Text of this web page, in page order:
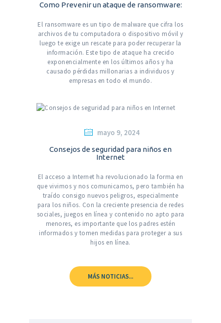
Como Prevenir un ataque de ransomware:
El ransomware es un tipo de malware que cifra los
archivos de tu computadora o dispositivo móvil y
luego te exige un rescate para poder recuperar la
información. Este tipo de ataque ha crecido
exponencialmente en los últimos años y ha
causado pérdidas millonarias a individuos y
empresas en todo el mundo.
mayo 9, 2024
Consejos de seguridad para niños en
Internet
El acceso a Internet ha revolucionado la forma en
que vivimos y nos comunicamos, pero también ha
traído consigo nuevos peligros, especialmente
para los niños. Con la creciente presencia de redes
sociales, juegos en línea y contenido no apto para
menores, es importante que los padres estén
informados y tomen medidas para proteger a sus
hijos en línea.
MÁS NOTICIAS...